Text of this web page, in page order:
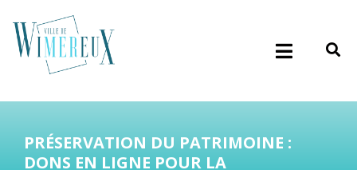
PRÉSERVATION DU PATRIMOINE :
DONS EN LIGNE POUR LA